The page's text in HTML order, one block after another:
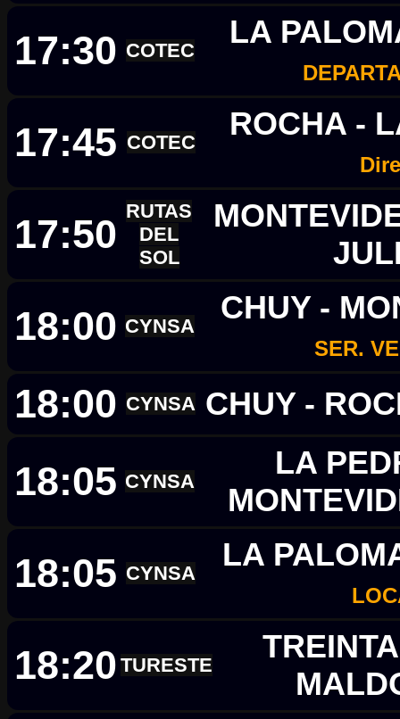
17:30 COTEC
LA
17:45 COTEC
ROCHA -
17:50
RUTAS
DEL
SOL
18:00 CYNSA
CHUY -
SER.
18:00 CYNSA CHUY -
18:05 CYNSA
LA
18:05 CYNSA
LA
18:20 TURESTE